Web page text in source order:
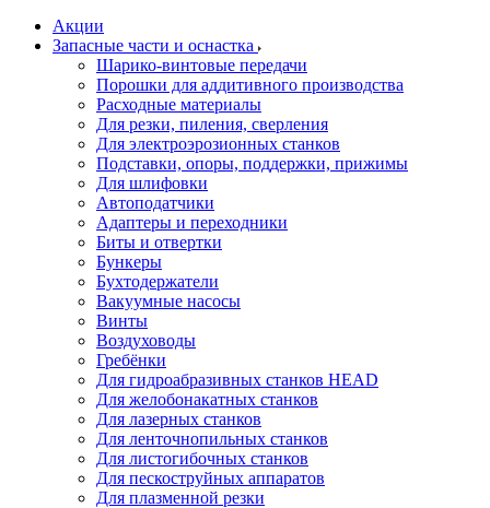
Акции
Запасные части и оснастка
Шарико-винтовые передачи
Порошки для аддитивного производства
Расходные материалы
Для резки, пиления, сверления
Для электроэрозионных станков
Подставки, опоры, поддержки, прижимы
Для шлифовки
Автоподатчики
Адаптеры и переходники
Биты и отвертки
Бункеры
Бухтодержатели
Вакуумные насосы
Винты
Воздуховоды
Гребёнки
Для гидроабразивных станков HEAD
Для желобонакатных станков
Для лазерных станков
Для ленточнопильных станков
Для листогибочных станков
Для пескоструйных аппаратов
Для плазменной резки